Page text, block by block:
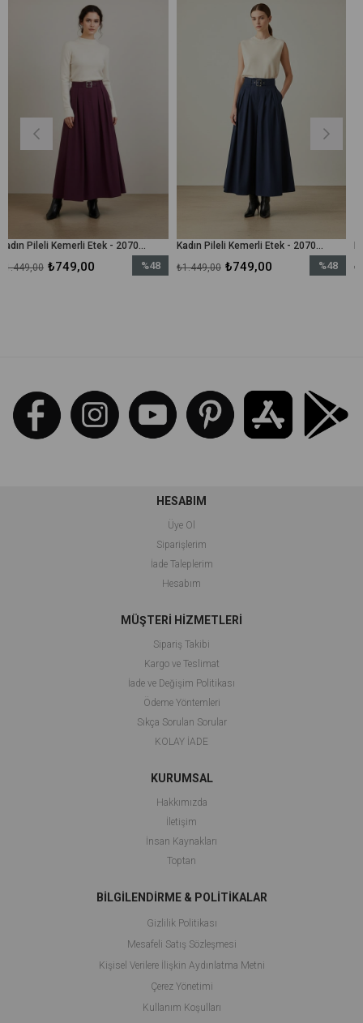
Kadın Pileli Kemerli Etek - 20702ETK - Bordo
%48
Kadın Pileli Kemerli Etek - 20702ETK - Lacivert
₺749,00
₺1.449,00
%48
₺3.599,00
HESABIM
Üye Ol
Siparişlerim
İade Taleplerim
Hesabım
MÜŞTERİ HİZMETLERİ
Sipariş Takibi
Kargo ve Teslimat
İade ve Değişim Politikası
Ödeme Yöntemleri
Sıkça Sorulan Sorular
KOLAY İADE
KURUMSAL
Hakkımızda
İletişim
İnsan Kaynakları
Toptan
BİLGİLENDİRME & POLİTİKALAR
Gizlilik Politikası
Mesafeli Satış Sözleşmesi
Kişisel Verilere İlişkin Aydınlatma Metni
Çerez Yönetimi
Kullanım Koşulları